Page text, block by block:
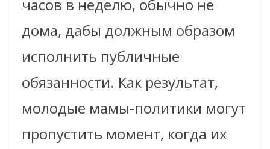
часов в неделю, обычно не
дома, дабы должным образом
исполнить публичные
обязанности. Как результат,
молодые мамы-политики могут
пропустить момент, когда их